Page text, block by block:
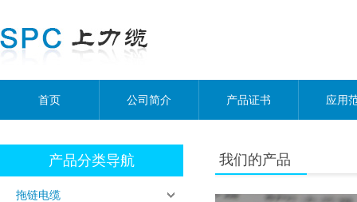
首页 公司简介 产品证书 应用
产品分类导航
拖链电缆
我们的产品